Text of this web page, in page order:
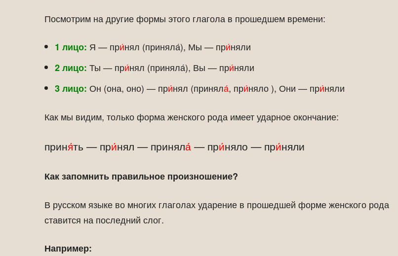
Посмотрим на другие формы этого глагола в прошедшем времени:
1 лицо: Я — при́нял (приняла́), Мы — при́няли
2 лицо: Ты — при́нял (приняла́), Вы — при́няли
3 лицо: Он (она, оно) — при́нял (приняла́, при́няло ), Они — при́няли
Как мы видим, только форма женского рода имеет ударное окончание:
приня́ть — при́нял — приняла́ — при́няло — при́няли
Как запомнить правильное произношение?
В русском языке во многих глаголах ударение в прошедшей форме женского рода
ставится на последний слог.
Например: